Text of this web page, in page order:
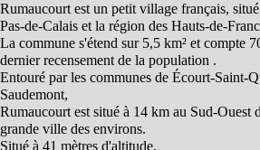
Rumaucourt est un petit village français,
Pas-de-Calais et la région des Hauts-de-
La commune s'étend sur 5,5 km² et compte
dernier recensement de la population .
Entouré par les communes de Écourt-Saint-
Saudemont,
Rumaucourt est situé à 14 km au Sud-Ouest
grande ville des environs.
Situé à 41 mètres d'altitude,